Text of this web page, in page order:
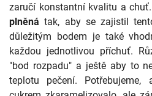
zaručí konstantní kvalitu a
plněná tak, aby se zajistil
důležitým bodem je také
každou jednotlivou příchuť.
"bod rozpadu" a ještě aby to
teplotu pečení.